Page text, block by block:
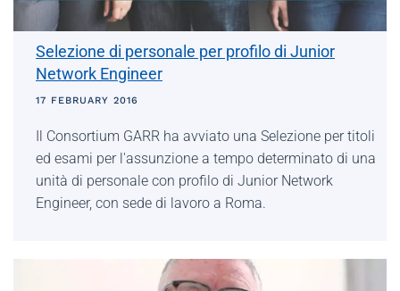
Selezione di personale per profilo di Junior
Network Engineer
17 FEBRUARY 2016
Il Consortium GARR ha avviato una Selezione per titoli
ed esami per l'assunzione a tempo determinato di una
unità di personale con profilo di Junior Network
Engineer, con sede di lavoro a Roma.